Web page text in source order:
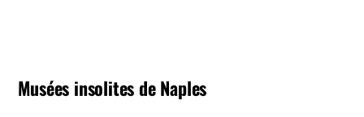
Musées insolites de Naples